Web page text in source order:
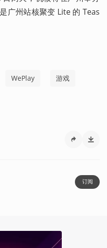
广州站核聚变 Lite 的 Teas
WePlay 游戏
订阅